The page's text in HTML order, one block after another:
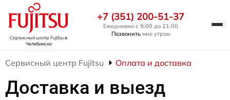
Сервисный центр Fujitsuв
Челябинске
+7 (351) 200-51-37
Ежедневно с 9:00 до 21:00
Позвонить мне утром
Сервисный центр Fujitsu Оплата и доставка
Доставка и выезд